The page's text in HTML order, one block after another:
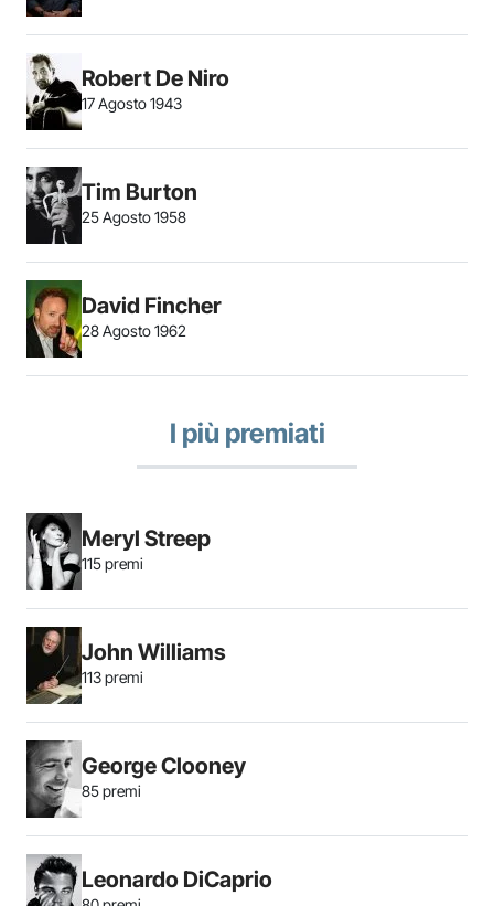
Robert De Niro
17 Agosto 1943
Tim Burton
25 Agosto 1958
David Fincher
28 Agosto 1962
I più premiati
Meryl Streep
115 premi
John Williams
113 premi
George Clooney
85 premi
Leonardo DiCaprio